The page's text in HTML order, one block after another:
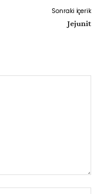
Sonraki İçerik
Jejunit